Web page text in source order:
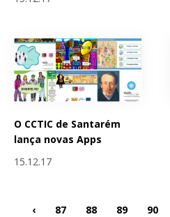
O CCTIC de Santarém
lança novas Apps
15.12.17
‹ 87 88 89 90